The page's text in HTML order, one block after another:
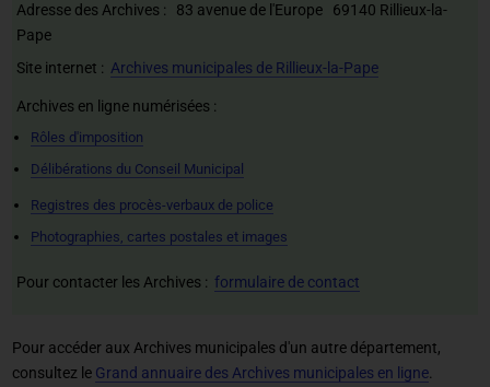
Adresse des Archives : 83 avenue de l'Europe 69140 Rillieux-la-
Pape
Site internet :Archives municipales de Rillieux-la-Pape
Archives en ligne numérisées :
Rôles d'imposition
Délibérations du Conseil Municipal
Registres des procès-verbaux de police
Photographies, cartes postales et images
Pour contacter les Archives : formulaire de contact
Pour accéder aux Archives municipales d'un autre département,
consultez le Grand annuaire des Archives municipales en ligne.